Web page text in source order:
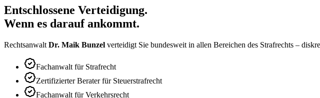
Entschlossene Verteidigung.
Wenn es darauf ankommt.
Rechtsanwalt Dr. Maik Bunzel verteidigt Sie bundesweit in allen Bereichen des Strafrechts –
Fachanwalt für Strafrecht
Zertifizierter Berater für Steuerstrafrecht
Fachanwalt für Verkehrsrecht